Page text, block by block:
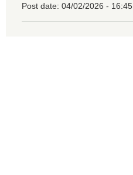
Post date: 04/02/2026 - 16:45